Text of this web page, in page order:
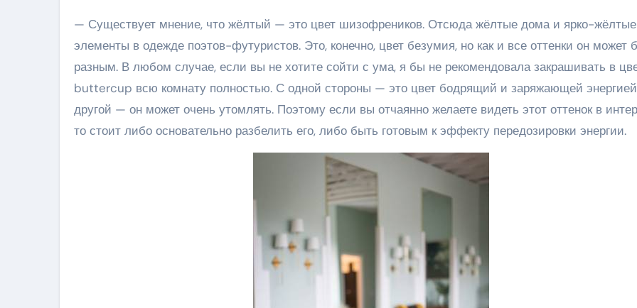
— Существует мнение, что жёлтый — это цвет шизофреников. Отсюда жёлтые дома и ярко-жёлтые
элементы в одежде поэтов-футуристов. Это, конечно, цвет безумия, но как и все оттенки он может
разным. В любом случае, если вы не хотите сойти с ума, я бы не рекомендовала закрашивать в
buttercup всю комнату полностью. С одной стороны — это цвет бодрящий и заряжающей
другой — он может очень утомлять. Поэтому если вы отчаянно желаете видеть этот оттенок в
то стоит либо основательно разбелить его, либо быть готовым к эффекту передозировки энергии.